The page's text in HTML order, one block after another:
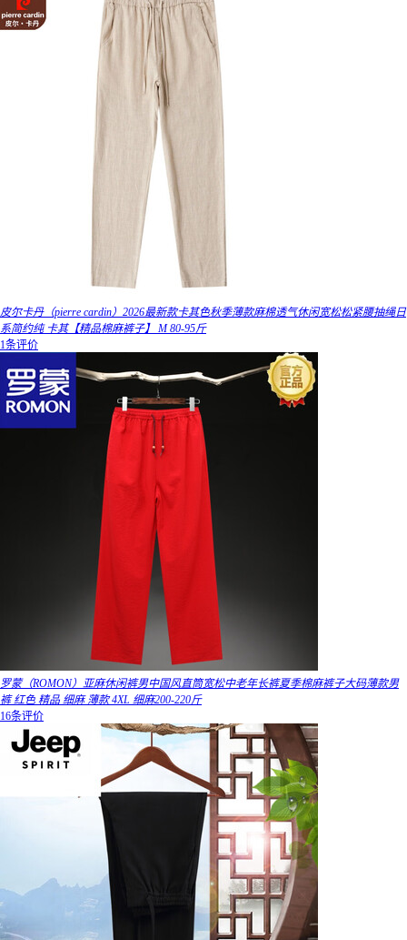
皮尔卡丹（pierre cardin）2026最新款卡其色秋季薄款麻棉透气休闲宽松松紧腰抽绳日
系简约纯 卡其【精品棉麻裤子】 M 80-95斤
1条评价
罗蒙（ROMON）亚麻休闲裤男中国风直筒宽松中老年长裤夏季棉麻裤子大码薄款男
裤 红色 精品 细麻 薄款 4XL 细麻200-220斤
16条评价